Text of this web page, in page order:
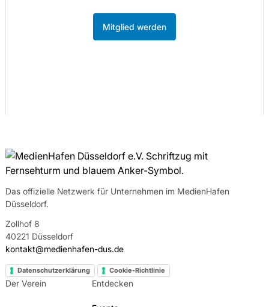
Mitglied werden
Das offizielle Netzwerk für Unternehmen im MedienHafen
Düsseldorf.
Zollhof 8
40221 Düsseldorf
kontakt@medienhafen-dus.de
Datenschutzerklärung Cookie-Richtlinie
Der Verein Entdecken